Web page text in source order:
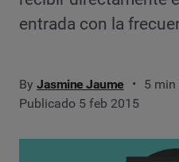
entrada con la
By Jasmine Jaume
5 min
Publicado 5 feb 2015